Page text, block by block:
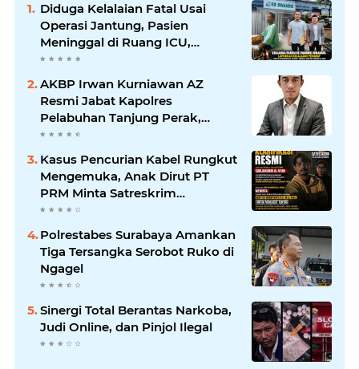
Diduga Kelalaian Fatal Usai
Operasi Jantung, Pasien
Meninggal di Ruang ICU,
Keluarga Tuntut RSUD dr.
Soewandhie Bertanggung
Jawab
AKBP Irwan Kurniawan AZ
Resmi Jabat Kapolres
Pelabuhan Tanjung Perak,
Pimpinan Redaksi
HarianMataBerita.com
Sampaikan Ucapan Selamat
Kasus Pencurian Kabel Rungkut
Mengemuka, Anak Dirut PT
PRM Minta Satreskrim
Polrestabes Surabaya Usut
Hingga Tuntas
Polrestabes Surabaya Amankan
Tiga Tersangka Serobot Ruko di
Ngagel
Sinergi Total Berantas Narkoba,
Judi Online, dan Pinjol Ilegal